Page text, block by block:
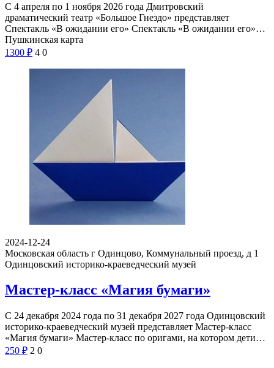
С 4 апреля по 1 ноября 2026 года Дмитровский
драматический театр «Большое Гнездо» представляет
Спектакль «В ожидании его» Спектакль «В ожидании его»…
Пушкинская карта
1300 ₽ 4 0
2024-12-24
Московская область г Одинцово, Коммунальный проезд, д 1
Одинцовский историко-краеведческий музей
Мастер-класс «Магия бумаги»
С 24 декабря 2024 года по 31 декабря 2027 года Одинцовский
историко-краеведческий музей представляет Мастер-класс
«Магия бумаги» Мастер-класс по оригами, на котором дети…
250 ₽ 2 0